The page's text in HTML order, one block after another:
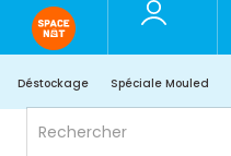
Déstockage Spéciale Mouled